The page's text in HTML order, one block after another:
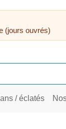
(jours ouvrés)
/ éclatés